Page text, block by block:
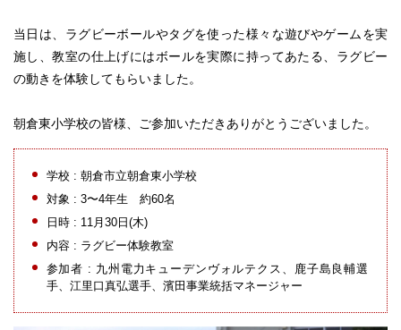
当日は、ラグビーボールやタグを使った様々な遊びやゲームを実
施し、教室の仕上げにはボールを実際に持ってあたる、ラグビー
の動きを体験してもらいました。
朝倉東小学校の皆様、ご参加いただきありがとうございました。
学校 : 朝倉市立朝倉東小学校
対象 : 3〜4年生 約60名
日時 : 11月30日(木)
内容 : ラグビー体験教室
参加者 : 九州電力キューデンヴォルテクス、鹿子島良輔選
手、江里口真弘選手、濱田事業統括マネージャー